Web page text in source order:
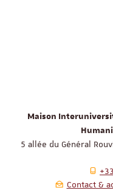
Maison
5 allée du Général
Contact &